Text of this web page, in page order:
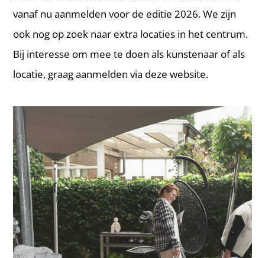
vanaf nu aanmelden voor de editie 2026. We zijn
ook nog op zoek naar extra locaties in het centrum.
Bij interesse om mee te doen als kunstenaar of als
locatie, graag aanmelden via deze website.